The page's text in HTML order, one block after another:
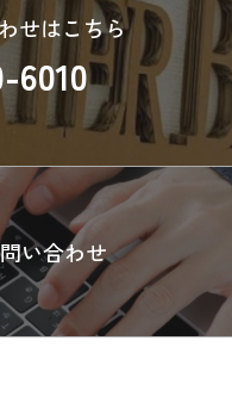
せはこちら
6010
い合わせ